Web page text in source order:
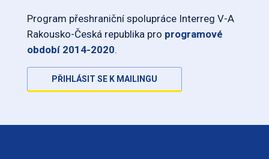
Program přeshraniční spolupráce Interreg V-A
Rakousko-Česká republika pro programové
období 2014-2020.
PŘIHLÁSIT SE K MAILINGU